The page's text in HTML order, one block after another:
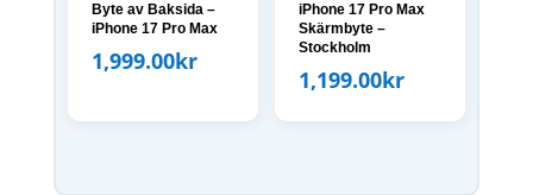
Byte av Baksida –
iPhone 17 Pro Max
1,999.00kr
iPhone 17 Pro Max
Skärmbyte –
Stockholm
1,199.00kr